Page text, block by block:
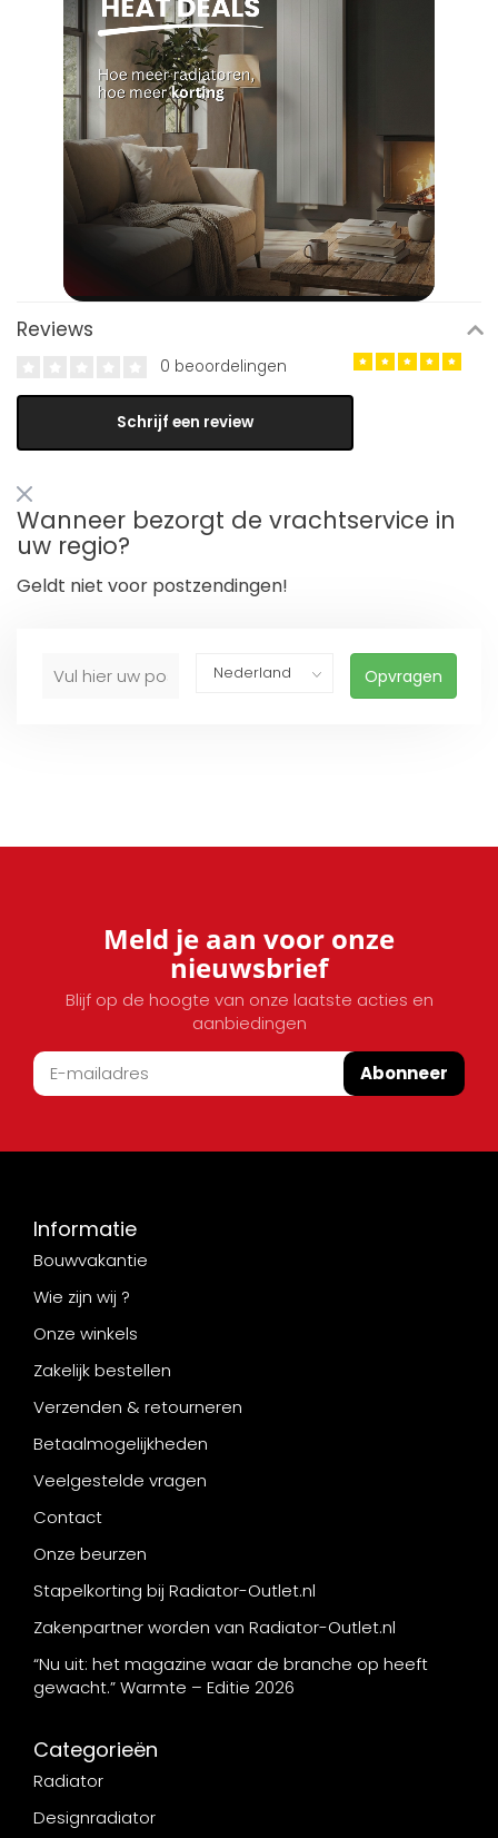
Reviews
0 beoordelingen
Schrijf een review
Wanneer bezorgt de vrachtservice in
uw regio?
Geldt niet voor postzendingen!
Opvragen
Meld je aan voor onze
nieuwsbrief
Blijf op de hoogte van onze laatste acties en
aanbiedingen
Abonneer
Informatie
Bouwvakantie
Wie zijn wij ?
Onze winkels
Zakelijk bestellen
Verzenden & retourneren
Betaalmogelijkheden
Veelgestelde vragen
Contact
Onze beurzen
Stapelkorting bij Radiator-Outlet.nl
Zakenpartner worden van Radiator-Outlet.nl
“Nu uit: het magazine waar de branche op heeft
gewacht.” Warmte – Editie 2026
Categorieën
Radiator
Designradiator